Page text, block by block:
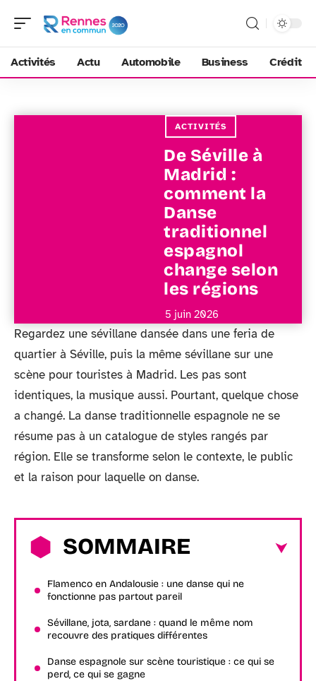
Activités Actu Automobile Business Crédit
ACTIVITÉS
De Séville à
Madrid :
comment la
Danse
traditionnel
espagnol
change selon
les régions
5 juin 2026
Regardez une sévillane dansée dans une feria de
quartier à Séville, puis la même sévillane sur une
scène pour touristes à Madrid. Les pas sont
identiques, la musique aussi. Pourtant, quelque chose
a changé. La danse traditionnelle espagnole ne se
résume pas à un catalogue de styles rangés par
région. Elle se transforme selon le contexte, le public
et la raison pour laquelle on danse.
SOMMAIRE
Flamenco en Andalousie : une danse qui ne
fonctionne pas partout pareil
Sévillane, jota, sardane : quand le même nom
recouvre des pratiques différentes
Danse espagnole sur scène touristique : ce qui se
perd, ce qui se gagne